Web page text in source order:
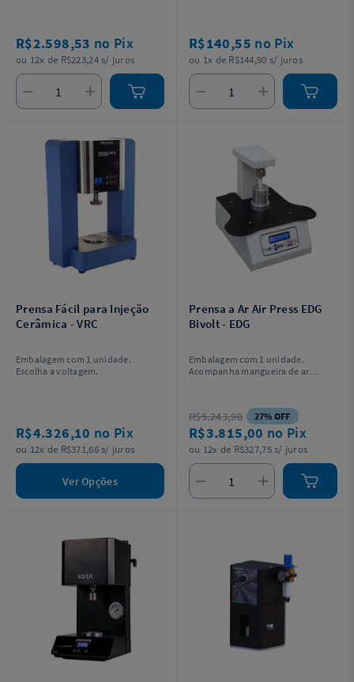
R$2.598,53 no Pix
ou 12x de R$223,24 s/ juros
R$140,55 no Pix
ou 1x de R$144,90 s/ juros
Prensa Fácil para Injeção
Cerâmica - VRC
Embalagem com 1 unidade.
Escolha a voltagem.
R$4.326,10 no Pix
ou 12x de R$371,66 s/ juros
Ver Opções
Prensa a Ar Air Press EDG
Bivolt - EDG
Embalagem com 1 unidade.
Acompanha mangueira de ar
R$5.243,90 27% OFF
R$3.815,00 no Pix
ou 12x de R$327,75 s/ juros